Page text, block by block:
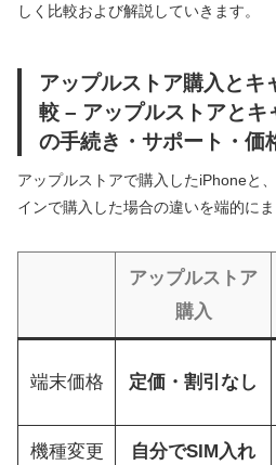
しく比較および解説していきます。
アップルストア購入とキ
較 – アップルストアとキ
の手続き・サポート・価
アップルストアで購入したiPhoneと
インで購入した場合の違いを端的にま
アップルストア
購入
端末価格 定価・割引なし
機種変更
自分でSIM入れ